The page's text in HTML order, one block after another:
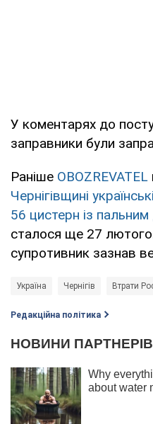
У коментарях до
заправники були
Раніше OBOZREVATEL
Чернігівщині
56 цистерн із пальним
сталося ще 27 лютого.
супротивник зазнав
Україна Чернігів Втрати
Редакційна політика